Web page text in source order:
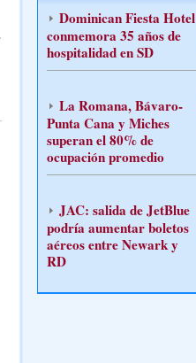
Dominican Fiesta Hotel
conmemora 35 años de
hospitalidad en SD
La Romana, Bávaro-
Punta Cana y Miches
superan el 80% de
ocupación promedio
JAC: salida de JetBlue
podría aumentar boletos
aéreos entre Newark y
RD